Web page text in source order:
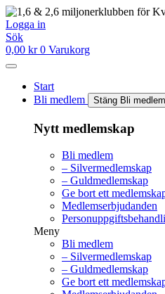
Hoppa
till
innehåll
Logga in
Sök
0,00 kr 0 Varukorg
Start
Bli medlem
Stäng Bli medlem
Nytt medlemskap
Bli medlem
– Silvermedlemskap
– Guldmedlemskap
Ge bort ett
Medlemserbjudanden
Meny
Bli medlem
– Silvermedlemskap
– Guldmedlemskap
Ge bort ett